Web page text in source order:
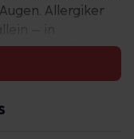
Allergiker
ca. jeder Fünfte
Allergie ist der